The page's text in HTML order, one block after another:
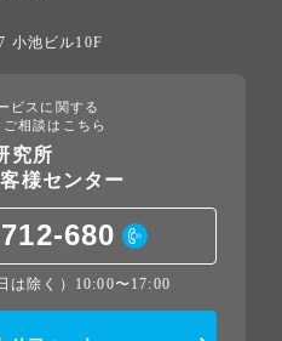
小池ビル10F
ビスに関する
相談はこちら
究所
様センター
680
は除く）10:00〜17:00